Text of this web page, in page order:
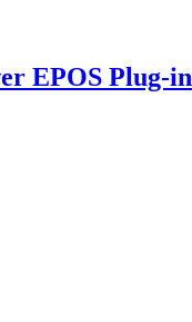
EPOS Plug-in